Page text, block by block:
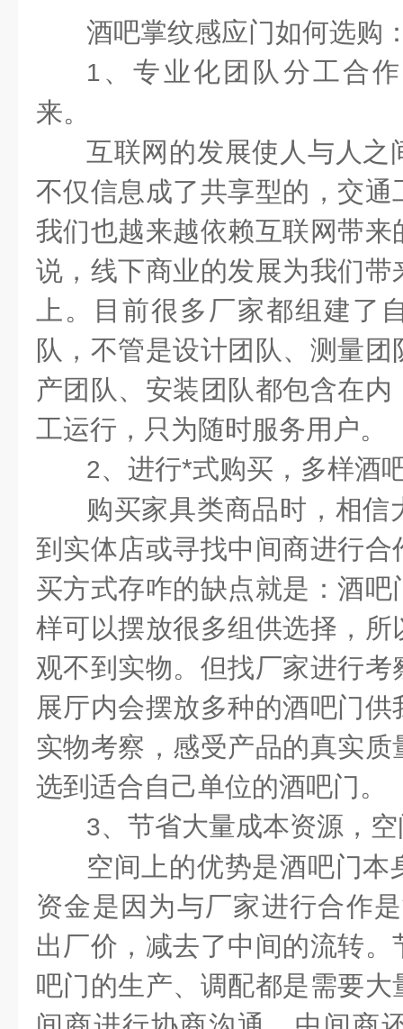
酒吧掌纹感应门如何选购
1 、专业化团队分工合
来。
互联网的发展使人与人之
不仅信息成了共享型的，交
我们也越来越依赖互联网带
说，线下商业的发展为我们
上。目前很多厂家都组建了
队，不管是设计团队、测量
产团队、安装团队都包含在
工运行，只为随时服务用户。
2、进行*式购买，多样酒
购买家具类商品时，相信
到实体店或寻找中间商进行
买方式存咋的缺点就是：酒
样可以摆放很多组供选择，
观不到实物。但找厂家进行
展厅内会摆放多种的酒吧门
实物考察，感受产品的真实
选到适合自己单位的酒吧门。
3、节省大量成本资源，
空间上的优势是酒吧门本
资金是因为与厂家进行合作
出厂价，减去了中间的流转
吧门的生产、调配都是需要